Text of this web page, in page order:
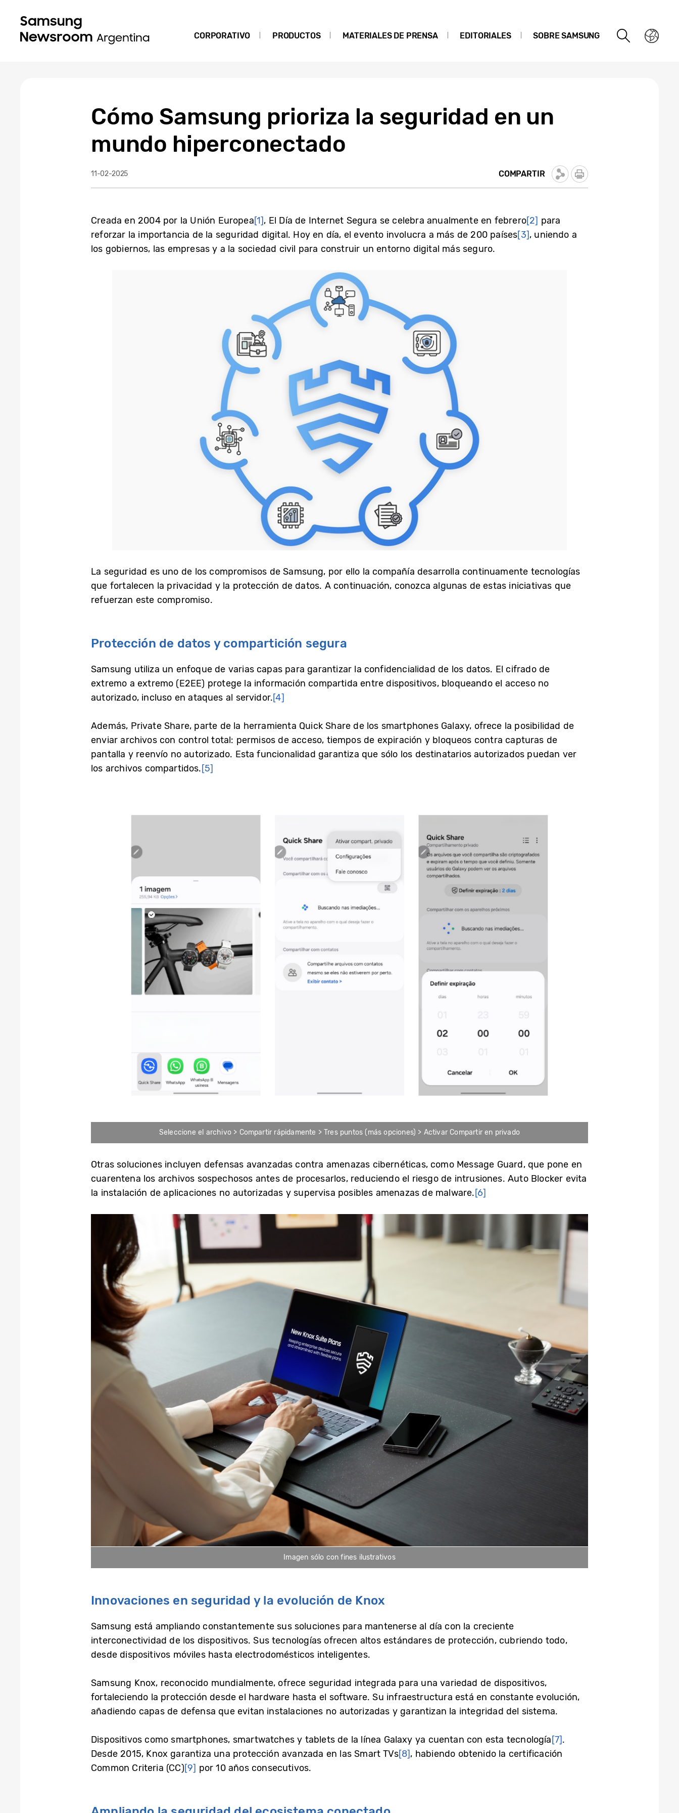
CORPORATIVO PRODUCTOS MATERIALES DE PRENSA EDITORIALES SOBRE SAMSUNG
Cómo Samsung prioriza la seguridad en un
mundo hiperconectado
11-02-2025 COMPARTIR
Creada en 2004 por la Unión Europea[1], El Día de Internet Segura se celebra anualmente en febrero[2] para
reforzar la importancia de la seguridad digital. Hoy en día, el evento involucra a más de 200 países[3], uniendo a
los gobiernos, las empresas y a la sociedad civil para construir un entorno digital más seguro.
La seguridad es uno de los compromisos de Samsung, por ello la compañía desarrolla continuamente tecnologías
que fortalecen la privacidad y la protección de datos. A continuación, conozca algunas de estas iniciativas que
refuerzan este compromiso.
Protección de datos y compartición segura
Samsung utiliza un enfoque de varias capas para garantizar la confidencialidad de los datos. El cifrado de
extremo a extremo (E2EE) protege la información compartida entre dispositivos, bloqueando el acceso no
autorizado, incluso en ataques al servidor.[4]
Además, Private Share, parte de la herramienta Quick Share de los smartphones Galaxy, ofrece la posibilidad de
enviar archivos con control total: permisos de acceso, tiempos de expiración y bloqueos contra capturas de
pantalla y reenvío no autorizado. Esta funcionalidad garantiza que sólo los destinatarios autorizados puedan ver
los archivos compartidos.[5]
Seleccione el archivo > Compartir rápidamente > Tres puntos (más opciones) > Activar Compartir en privado
Otras soluciones incluyen defensas avanzadas contra amenazas cibernéticas, como Message Guard, que pone en
cuarentena los archivos sospechosos antes de procesarlos, reduciendo el riesgo de intrusiones. Auto Blocker evita
la instalación de aplicaciones no autorizadas y supervisa posibles amenazas de malware.[6]
Imagen sólo con fines ilustrativos
Innovaciones en seguridad y la evolución de Knox
Samsung está ampliando constantemente sus soluciones para mantenerse al día con la creciente
interconectividad de los dispositivos. Sus tecnologías ofrecen altos estándares de protección, cubriendo todo,
desde dispositivos móviles hasta electrodomésticos inteligentes.
Samsung Knox, reconocido mundialmente, ofrece seguridad integrada para una variedad de dispositivos,
fortaleciendo la protección desde el hardware hasta el software. Su infraestructura está en constante evolución,
añadiendo capas de defensa que evitan instalaciones no autorizadas y garantizan la integridad del sistema.
Dispositivos como smartphones, smartwatches y tablets de la línea Galaxy ya cuentan con esta tecnología[7].
Desde 2015, Knox garantiza una protección avanzada en las Smart TVs[8], habiendo obtenido la certificación
Common Criteria (CC)[9] por 10 años consecutivos.